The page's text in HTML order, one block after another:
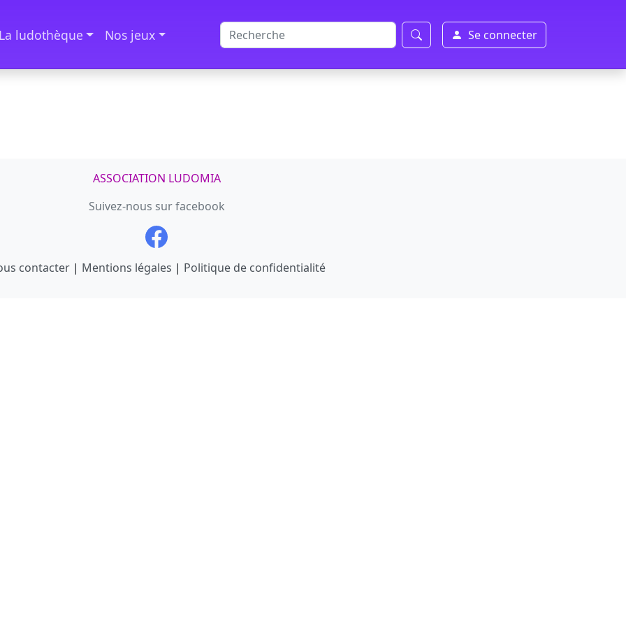
ludothèque Nos jeux Se connecter
ASSOCIATION LUDOMIA
Suivez-nous sur facebook
contacter| Mentions légales | Politique de confidentialité